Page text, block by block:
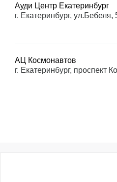
Ауди Центр Екатеринбург
г. Екатеринбург, ул.Бебеля,
АЦ Космонавтов
г. Екатеринбург, проспект